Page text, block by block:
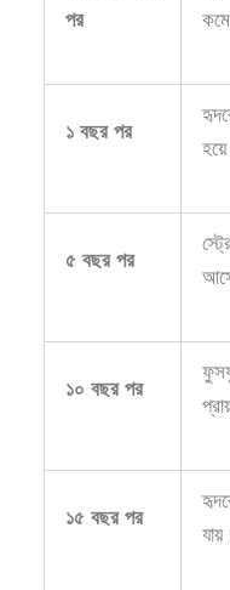
পর
১ বছর পর
৫ বছর পর
১০ বছর পর
১৫ বছর পর